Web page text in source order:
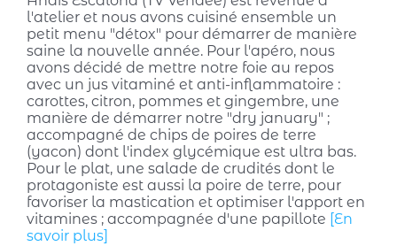
l'atelier et nous avons cuisiné ensemble un
petit menu "détox" pour démarrer de manière
saine la nouvelle année. Pour l'apéro, nous
avons décidé de mettre notre foie au repos
avec un jus vitaminé et anti-inflammatoire :
carottes, citron, pommes et gingembre, une
manière de démarrer notre "dry january" ;
accompagné de chips de poires de terre
(yacon) dont l'index glycémique est ultra bas.
Pour le plat, une salade de crudités dont le
protagoniste est aussi la poire de terre, pour
favoriser la mastication et optimiser l'apport en
vitamines ; accompagnée d'une papillote [En
savoir plus]